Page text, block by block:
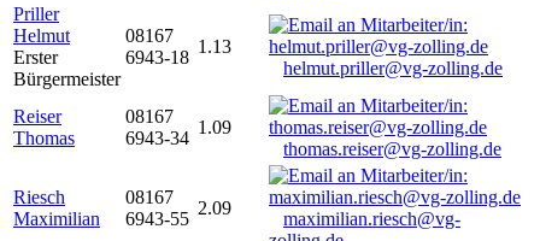
Priller
Helmut
Erster
Bürgermeister
08167
6943-18
1.13
helmut.priller@vg-zolling.de
Reiser
Thomas
08167
6943-34
1.09
thomas.reiser@vg-zolling.de
Riesch
Maximilian
08167
6943-55
2.09
maximilian.riesch@vg-